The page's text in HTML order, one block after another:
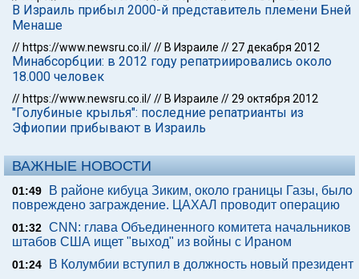
В Израиль прибыл 2000-й представитель племени Бней
Менаше
// https://www.newsru.co.il/// В Израиле //27 декабря 2012
Минабсорбции: в 2012 году репатриировались около
18.000 человек
// https://www.newsru.co.il/// В Израиле //29 октября 2012
"Голубиные крылья": последние репатрианты из
Эфиопии прибывают в Израиль
ВАЖНЫЕ НОВОСТИ
01:49
В районе кибуца Зиким, около границы Газы, было
повреждено заграждение. ЦАХАЛ проводит операцию
01:32 CNN: глава Объединенного комитета начальников
штабов США ищет "выход" из войны с Ираном
01:24 В Колумбии вступил в должность новый президент